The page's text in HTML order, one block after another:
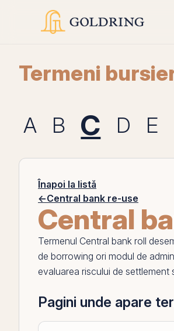
Termeni
A B C D E
Înapoi la listă
←Central bank re-use
Central
Termenul Central bank roll
de borrowing ori modul de
evaluarea riscului de settlement
Pagini unde apare